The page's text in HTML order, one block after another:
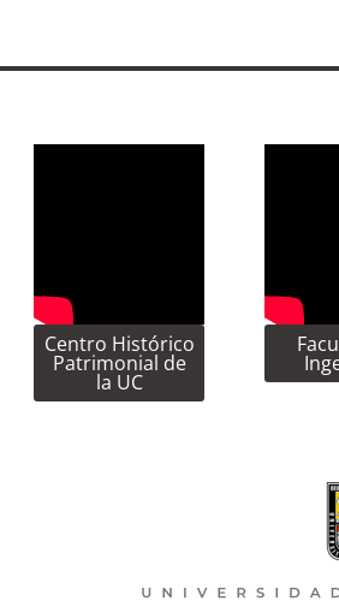
Centro Histórico
Patrimonial de
la UC